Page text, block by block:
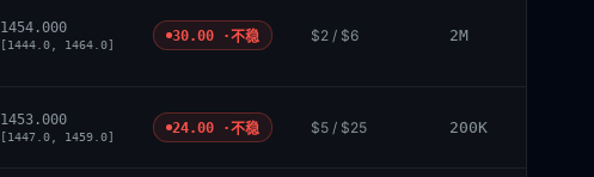
1454.000
[1444.0, 1464.0]
30.00 ·不稳 $2 / $6 2M
1453.000
[1447.0, 1459.0]
24.00 ·不稳 $5 / $25 200K